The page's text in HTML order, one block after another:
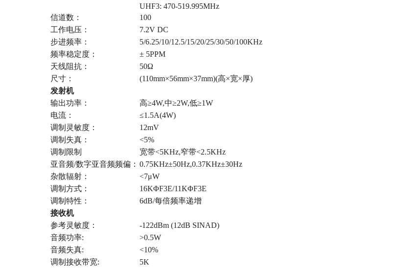
UHF3: 470-519.995MHz
信道数：
100
工作电压：
7.2V DC
步进频率：
5/6.25/10/12.5/15/20/25/30/50/100KHz
频率稳定度：
± 5PPM
天线阻抗：
50Ω
尺寸：
(110mm×56mm×37mm)(高×宽×厚)
发射机
输出功率：
高≥4W,中≥2W,低≥1W
电流：
≤1.5A(4W)
调制灵敏度：
12mV
调制失真：
<5%
调制限制
宽带<5KHz,窄带<2.5KHz
亚音频/数字亚音频频偏： 0.75KHz±50Hz,0.37KHz±30Hz
杂散辐射：
<7μW
调制方式：
16KΦF3E/11KΦF3E
调制特性：
6dB/每倍频率递增
接收机
参考灵敏度：
-122dBm (12dB SINAD)
音频功率:
>0.5W
音频失真:
<10%
调制接收带宽:
5K